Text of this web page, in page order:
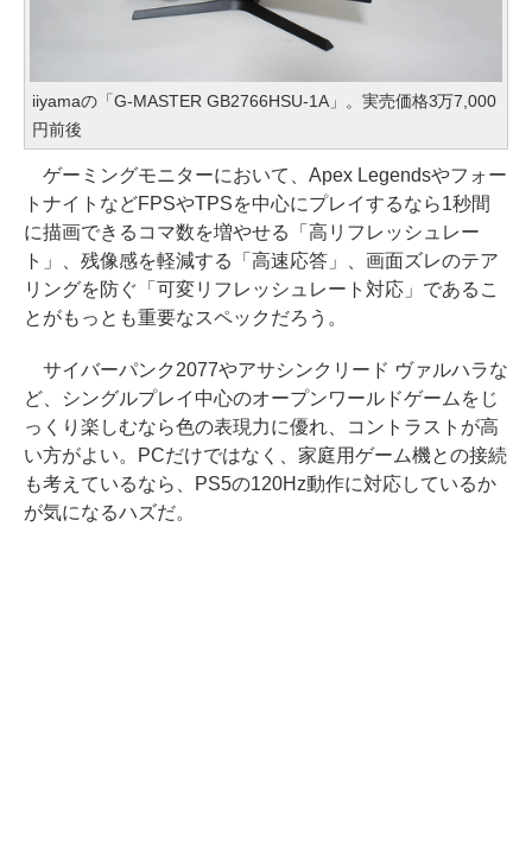
iiyamaの「G-MASTER GB2766HSU-1A」。実売価格3万7,000
円前後
ゲーミングモニターにおいて、Apex Legendsやフォー
トナイトなどFPSやTPSを中心にプレイするなら1秒間
に描画できるコマ数を増やせる「高リフレッシュレー
ト」、残像感を軽減する「高速応答」、画面ズレのテア
リングを防ぐ「可変リフレッシュレート対応」であるこ
とがもっとも重要なスペックだろう。
サイバーパンク2077やアサシンクリード ヴァルハラな
ど、シングルプレイ中心のオープンワールドゲームをじ
っくり楽しむなら色の表現力に優れ、コントラストが高
い方がよい。PCだけではなく、家庭用ゲーム機との接続
も考えているなら、PS5の120Hz動作に対応しているか
が気になるハズだ。